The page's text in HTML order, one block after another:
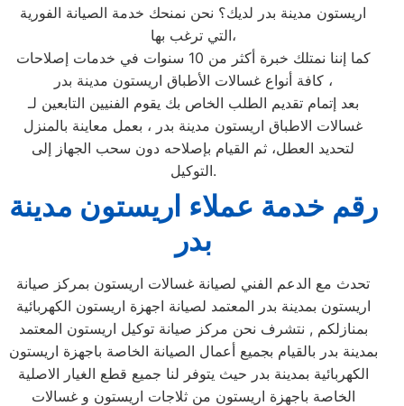
اريستون مدينة بدر لديك؟ نحن نمنحك خدمة الصيانة الفورية
التي ترغب بها،
كما إننا نمتلك خبرة أكثر من 10 سنوات في خدمات إصلاحات
كافة أنواع غسالات الأطباق اريستون مدينة بدر ،
بعد إتمام تقديم الطلب الخاص بك يقوم الفنيين التابعين لـ
غسالات الاطباق اريستون مدينة بدر ، بعمل معاينة بالمنزل
لتحديد العطل، ثم القيام بإصلاحه دون سحب الجهاز إلى
التوكيل.
رقم خدمة عملاء اريستون مدينة
بدر
تحدث مع الدعم الفني لصيانة غسالات اريستون بمركز صيانة
اريستون بمدينة بدر المعتمد لصيانة اجهزة اريستون الكهربائية
بمنازلكم , نتشرف نحن مركز صيانة توكيل اريستون المعتمد
بمدينة بدر بالقيام بجميع أعمال الصيانة الخاصة باجهزة اريستون
الكهربائية بمدينة بدر حيث يتوفر لنا جميع قطع الغيار الاصلية
الخاصة باجهزة اريستون من ثلاجات اريستون و غسالات